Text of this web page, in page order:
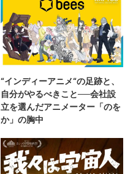
“インディーアニメ“の足跡と、
自分がやるべきこと──会社設
立を選んだアニメーター「のを
か」の胸中